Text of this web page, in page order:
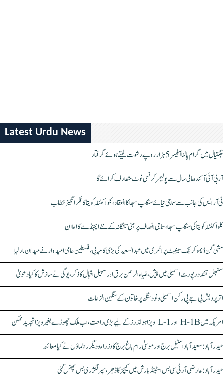
Latest Urdu News
جگتیال میں گرام پالنا آفیسر 5 ہزار روپے رشوت لیتے ہوئے گرفتار
آر بی آئی آئندہ مالی سال سے پولیمر کرنسی نوٹ متعارف کرائے گا
ٹی آر ایس کی جانب سے سماجی نیائے سنکلپ سبھا کا انعقاد، کلواکنٹلہ کویتا کا فکر انگیز خطاب
کلواکنٹلہ کویتا کی سنکلپ سبھا، سماجی انصاف پر مبنی تلنگانہ کے نئے ایجنڈے کا اعلان
مشی گن ڈیموکریٹک سینیٹ پرائمری میں عبدالسعید کی بڑی کامیابی، فلسطین حامی امیدوار نے میدان مار لیا
سنبھل تشدد رپورٹ اسمبلی میں پیش، ضیاء الرحمٰن برق اور سہیل اقبال کا ذکر، یوگی نے سازش کا کیا دعویٰ
اتر پردیش بی جے پی رکن اسمبلی ونود سنگھ پر خاتون کے سنگین الزامات
امریکہ میں H-1B اور L-1 ویزا ہولڈرز کے لیے بڑی راحت، اب ملک چھوڑے بغیر ویزا تجدید ممکن
حیدرآباد: سعیدآباد اسٹیل برج اور موسیٰ رام باغ برج کا وزراء و دیگر رہنماؤں نے کیا معائنہ
حیدرآباد: عارضی آر ٹی سی بس اسٹینڈ بارش میں کیچڑ کا ڈھیر، سپر لگژری بس پھنس گئی